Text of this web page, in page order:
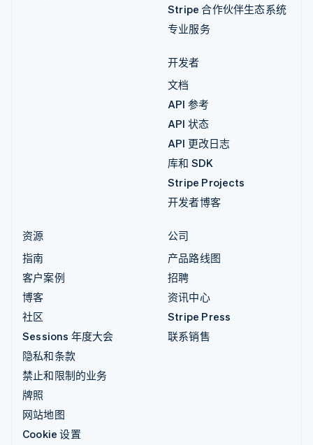
Stripe 合作伙伴生态系统
专业服务
开发者
文档
API 参考
API 状态
API 更改日志
库和 SDK
Stripe Projects
开发者博客
资源
指南
客户案例
博客
社区
Sessions 年度大会
隐私和条款
禁止和限制的业务
牌照
网站地图
Cookie 设置
公司
产品路线图
招聘
资讯中心
Stripe Press
联系销售